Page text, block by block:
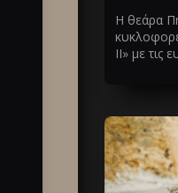
Η θεάρα
II» με τις